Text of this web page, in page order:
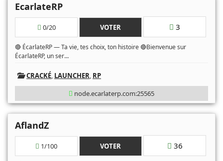
EcarlateRP
0/20 VOTER 3
🔴 ÉcarlateRP — Ta vie, tes choix, ton histoire 🔴Bienvenue sur
ÉcarlateRP, un ser...
CRACKÉ, LAUNCHER, RP
node.ecarlaterp.com:25565
AflandZ
1/100 VOTER 36